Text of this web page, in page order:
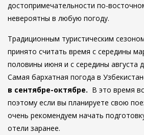
достопримечательности по-
невероятны в любую погоду.
Традиционным туристическим
принято считать время с середины
половины июня и с середины августа
Самая бархатная погода в
в сентябре-октябре. В это время
поэтому если вы планируете свою
очень рекомендуем начать
отели заранее.